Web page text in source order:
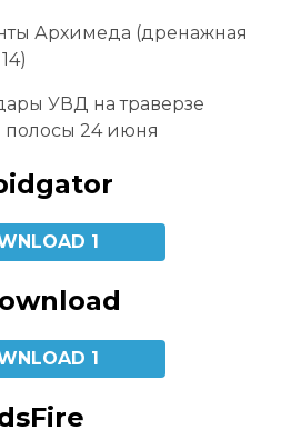
Архимеда (дренажная
УВД на траверзе
полосы 24 июня
1
1